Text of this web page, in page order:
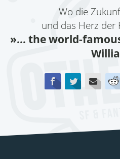
Wo die
und das Herz der
»... the world-
FacebookTwitterE-